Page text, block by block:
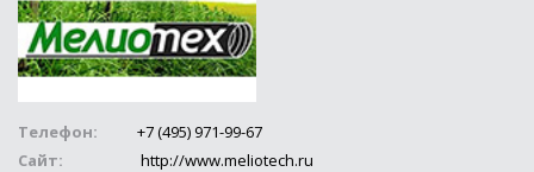
Телефон:
+7 (495) 971-99-67
Сайт:
http://www.meliotech.ru